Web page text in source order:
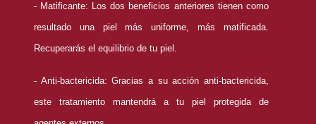
- Matificante: Los dos beneficios anteriores tienen como
resultado una piel más uniforme, más matificada.
Recuperarás el equilibrio de tu piel.
- Anti-bactericida: Gracias a su acción anti-bactericida,
este tratamiento mantendrá a tu piel protegida de